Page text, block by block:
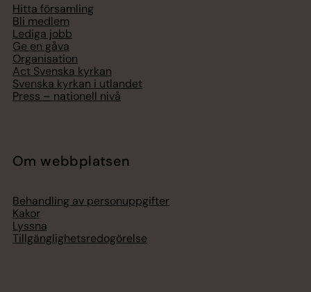
Hitta församling
Bli medlem
Lediga jobb
Ge en gåva
Organisation
Act Svenska kyrkan
Svenska kyrkan i utlandet
Press – nationell nivå
Om webbplatsen
Behandling av personuppgifter
Kakor
Lyssna
Tillgänglighetsredogörelse